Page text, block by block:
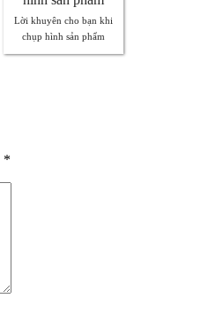
Lời khuyên cho bạn khi
chụp hình sản phẩm
*